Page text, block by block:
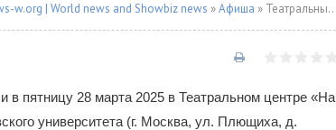
w.org | World news and Showbiz news »Афиша » Театральный форум «В Авангарде» В честь Всемирного дня театра
в пятницу 28 марта 2025 в Театральном центре «На
университета (г. Москва, ул. Плющиха, д.